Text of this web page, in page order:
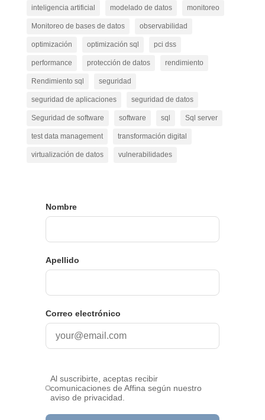
inteligencia artificial modelado de datos monitoreo
Monitoreo de bases de datos observabilidad
optimización optimización sql pci dss
performance protección de datos rendimiento
Rendimiento sql seguridad
seguridad de aplicaciones seguridad de datos
Seguridad de software software sql Sql server
test data management transformación digital
virtualización de datos vulnerabilidades